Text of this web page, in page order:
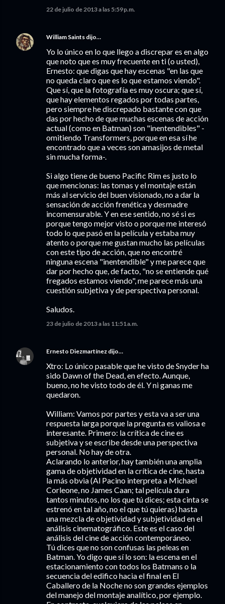
22 de julio de 2013 a las 5:59 p.m.
William Saints dijo…
Yo lo único en lo que llego a discrepar es en algo
que noto que es muy frecuente en ti (o usted),
Ernesto: que digas que hay escenas "en las que
no queda claro que es lo que estamos viendo".
Que sí, que la fotografía es muy oscura; que sí,
que hay elementos regados por todas partes,
pero siempre he discrepado bastante con que
das por hecho de que muchas escenas de acción
actual (como en Batman) son "inentendibles" -
omitiendo Transformers, porque en esa sí he
encontrado que a veces son amasijos de metal
sin mucha forma-.
Si algo tiene de bueno Pacific Rim es justo lo
que mencionas: las tomas y el montaje están
más al servicio del buen visionado, no a dar la
sensación de acción frenética y desmadre
incomensurable. Y en ese sentido, no sé si es
porque tengo mejor visto o porque me interesó
todo lo que pasó en la película y estaba muy
atento o porque me gustan mucho las películas
con este tipo de acción, que no encontré
ninguna escena "inentendible" y me parece que
dar por hecho que, de facto, "no se entiende qué
fregados estamos viendo", me parece más una
cuestión subjetiva y de perspectiva personal.
Saludos.
23 de julio de 2013 a las 11:51 a.m.
Ernesto Diezmartínez dijo…
Xtro: Lo único pasable que he visto de Snyder ha
sido Dawn of the Dead, en efecto. Aunque,
bueno, no he visto todo de él. Y ni ganas me
quedaron.
William: Vamos por partes y esta va a ser una
respuesta larga porque la pregunta es valiosa e
interesante. Primero: la crítica de cine es
subjetiva y se escribe desde una perspectiva
personal. No hay de otra.
Aclarando lo anterior, hay también una amplia
gama de objetividad en la crítica de cine, hasta
la más obvia (Al Pacino interpreta a Michael
Corleone, no James Caan; tal película dura
tantos minutos, no los que tú dices; esta cinta se
estrenó en tal año, no el que tú quieras) hasta
una mezcla de objetividad y subjetividad en el
análisis cinematográfico. Este es el caso del
análisis del cine de acción contemporáneo.
Tú dices que no son confusas las peleas en
Batman. Yo digo que sí lo son: la escena en el
estacionamiento con todos los Batmans o la
secuencia del edifico hacia el final en El
Caballero de la Noche no son grandes ejemplos
del manejo del montaje analítico, por ejemplo.